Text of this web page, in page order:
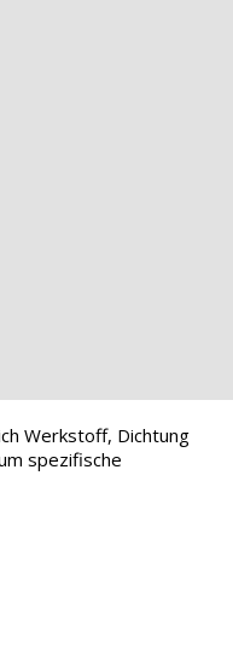
Werkstoff, Dichtung
spezifische